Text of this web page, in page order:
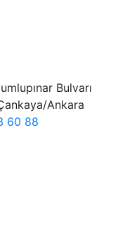
Bulvarı
Ankara
60 88